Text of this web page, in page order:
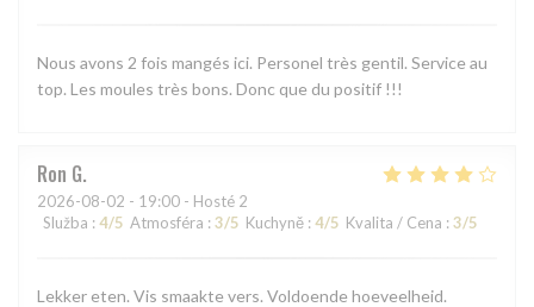
Nous avons 2 fois mangés ici. Personel très gentil. Service au
top. Les moules très bons. Donc que du positif !!!
Ron G
2026-08-02 - 19:00 - Hosté 2
Služba : 4/5 Atmosféra : 3/5 Kuchyně : 4/5 Kvalita / Cena : 3/5
Lekker eten. Vis smaakte vers. Voldoende hoeveelheid.